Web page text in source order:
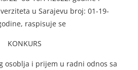
u Sarajevu broj: 01-19-
raspisuje se
KONKURS
osoblja i prijem u radni odnos sa